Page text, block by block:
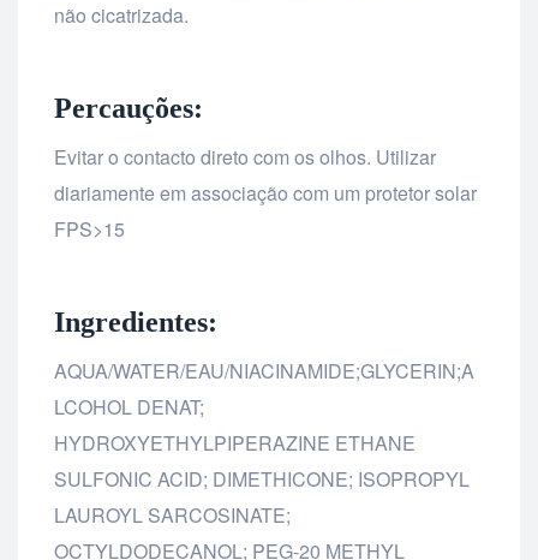
não cicatrizada.
Percauções:
Evitar o contacto direto com os olhos. Utilizar
diariamente em associação com um protetor solar
FPS>15
Ingredientes:
AQUA/WATER/EAU/NIACINAMIDE;GLYCERIN;A
LCOHOL DENAT;
HYDROXYETHYLPIPERAZINE ETHANE
SULFONIC ACID; DIMETHICONE; ISOPROPYL
LAUROYL SARCOSINATE;
OCTYLDODECANOL; PEG-20 METHYL